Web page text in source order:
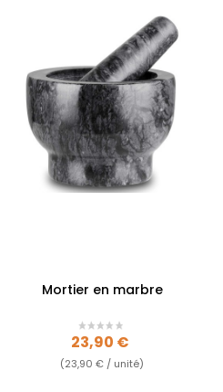
Mortier en marbre
Prix
23,90 €
(23,90 € / unité)